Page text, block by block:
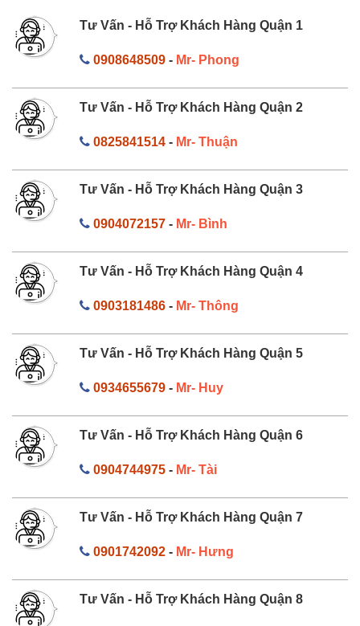
Tư Vấn - Hỗ Trợ Khách Hàng Quận 1
0908648509- Mr- Phong
Tư Vấn - Hỗ Trợ Khách Hàng Quận 2
0825841514- Mr- Thuận
Tư Vấn - Hỗ Trợ Khách Hàng Quận 3
0904072157- Mr- Bình
Tư Vấn - Hỗ Trợ Khách Hàng Quận 4
0903181486- Mr- Thông
Tư Vấn - Hỗ Trợ Khách Hàng Quận 5
0934655679- Mr- Huy
Tư Vấn - Hỗ Trợ Khách Hàng Quận 6
0904744975- Mr- Tài
Tư Vấn - Hỗ Trợ Khách Hàng Quận 7
0901742092- Mr- Hưng
Tư Vấn - Hỗ Trợ Khách Hàng Quận 8